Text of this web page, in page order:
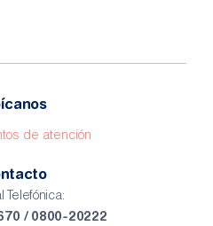
de atención
Telefónica:
/ 0800-20222